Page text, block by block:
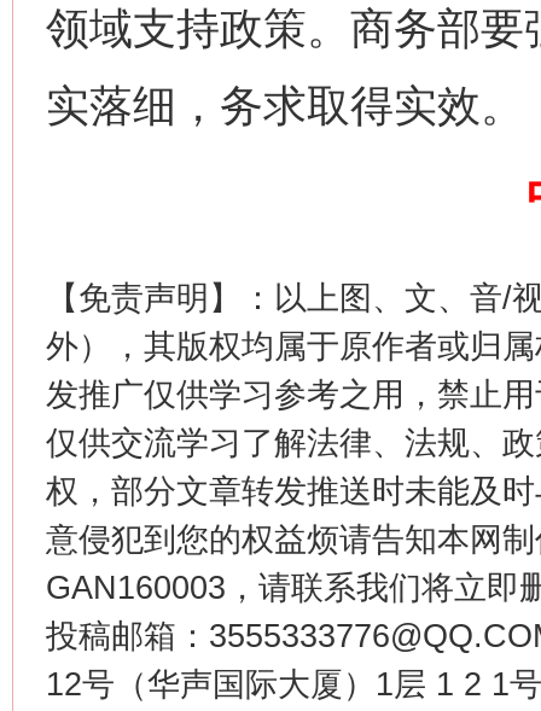
领域支持政策。商务部
实落细，务求取得实效。
【免责声明】：以上图、文、音/
外），其版权均属于原作者或归
发推广仅供学习参考之用，禁止
仅供交流学习了解法律、法规、
权，部分文章转发推送时未能及
意侵犯到您的权益烦请告知本网
GAN160003，请联系我们将立即
投稿邮箱：
12号（华声国际大厦）1层 1 2 1
在谋一域中谋全局
魏明